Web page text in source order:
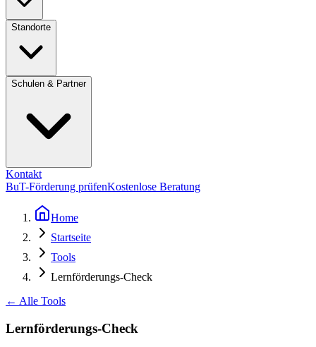
Standorte
Schulen & Partner
Kontakt
BuT-Förderung prüfenKostenlose Beratung
Home
Startseite
Tools
Lernförderungs-Check
← Alle Tools
Lernförderungs-Check